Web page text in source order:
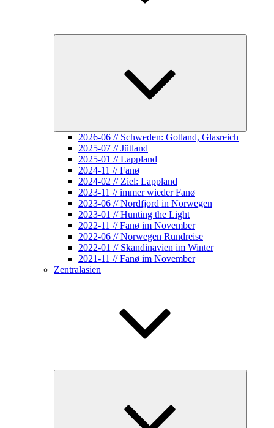
2026-06 // Schweden: Gotland, Glasreich
2025-07 // Jütland
2025-01 // Lappland
2024-11 // Fanø
2024-02 // Ziel: Lappland
2023-11 // immer wieder Fanø
2023-06 // Nordfjord in Norwegen
2023-01 // Hunting the Light
2022-11 // Fanø im November
2022-06 // Norwegen Rundreise
2022-01 // Skandinavien im Winter
2021-11 // Fanø im November
Zentralasien